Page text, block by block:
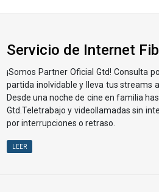
Servicio de Internet
¡Somos Partner Oficial Gtd! Consulta
partida inolvidable y lleva tus streams
Desde una noche de cine en familia
Gtd.​ Teletrabajo y videollamadas sin
por interrupciones o retraso.​
LEER